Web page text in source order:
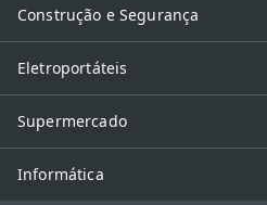
Construção e Segurança
Eletroportáteis
Supermercado
Informática